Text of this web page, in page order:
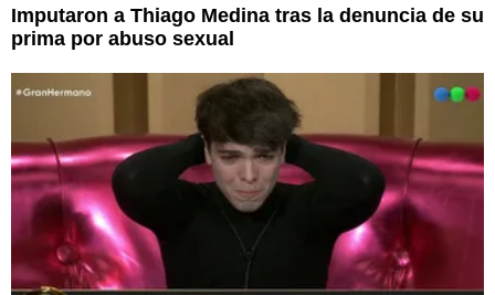
Imputaron a Thiago Medina tras la denuncia de su
prima por abuso sexual